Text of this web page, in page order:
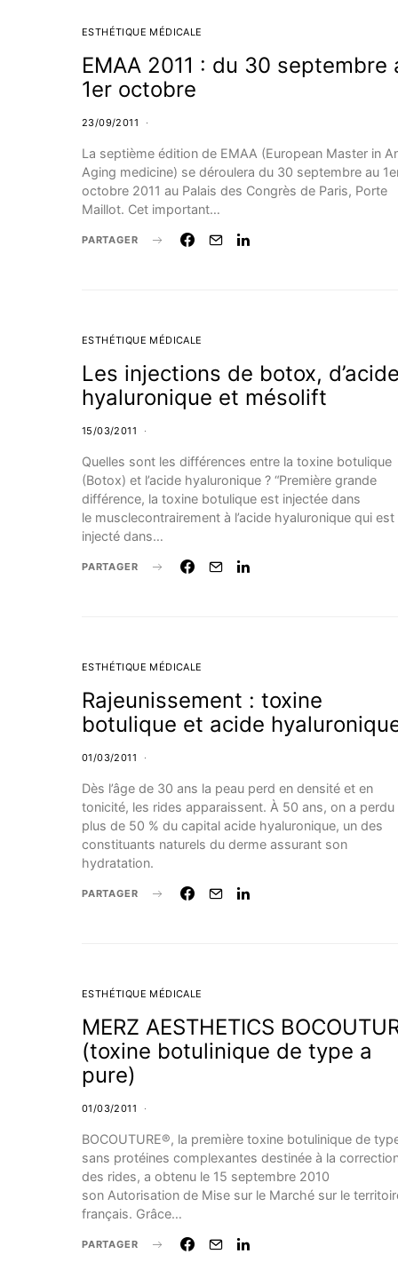
ESTHÉTIQUE MÉDICALE
EMAA 2011 : du 30 septembre
1er octobre
23/09/2011
La septième édition de EMAA (European Master in
Aging medicine) se déroulera du 30 septembre au
octobre 2011 au Palais des Congrès de Paris, Porte
Maillot. Cet important…
PARTAGER
ESTHÉTIQUE MÉDICALE
Les injections de botox, d’acide
hyaluronique et mésolift
15/03/2011
Quelles sont les différences entre la toxine botulique
(Botox) et l’acide hyaluronique ? “Première grande
différence, la toxine botulique est injectée dans
le musclecontrairement à l’acide hyaluronique qui est
injecté dans…
PARTAGER
ESTHÉTIQUE MÉDICALE
Rajeunissement : toxine
botulique et acide
01/03/2011
Dès l’âge de 30 ans la peau perd en densité et en
tonicité, les rides apparaissent. À 50 ans, on a perdu
plus de 50 % du capital acide hyaluronique, un des
constituants naturels du derme assurant son
hydratation.
PARTAGER
ESTHÉTIQUE MÉDICALE
MERZ AESTHETICS
(toxine botulinique de type a
pure)
01/03/2011
BOCOUTURE®, la première toxine botulinique de
sans protéines complexantes destinée à la
des rides, a obtenu le 15 septembre 2010
son Autorisation de Mise sur le Marché sur le
français. Grâce…
PARTAGER